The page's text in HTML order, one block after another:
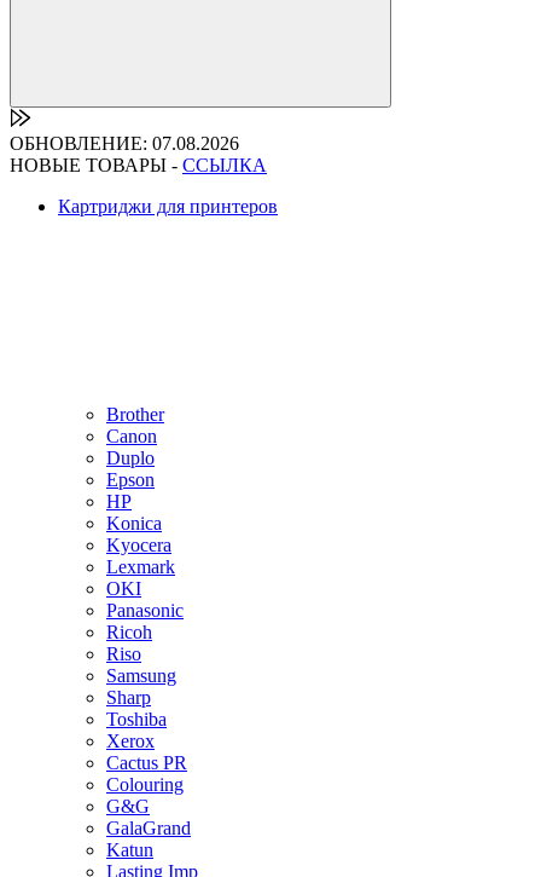
ОБНОВЛЕНИЕ: 07.08.2026
НОВЫЕ ТОВАРЫ - ССЫЛКА
Картриджи для принтеров
Brother
Canon
Duplo
Epson
HP
Konica
Kyocera
Lexmark
OKI
Panasonic
Ricoh
Riso
Samsung
Sharp
Toshiba
Xerox
Cactus PR
Colouring
G&G
GalaGrand
Katun
Lasting Imp